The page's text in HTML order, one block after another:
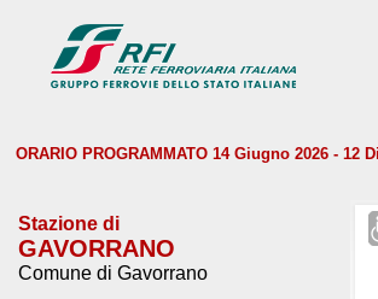
ORARIO PROGRAMMATO 14 Giugno 2026 - 12
Stazione di
GAVORRANO
Comune di Gavorrano